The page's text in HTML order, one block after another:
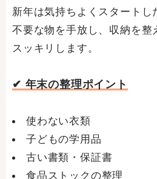
新年は気持ちよくスタートし
不要な物を手放し、収納を整
スッキリします。
✔ 年末の整理ポイント
使わない衣類
子どもの学用品
古い書類・保証書
食品ストックの整理